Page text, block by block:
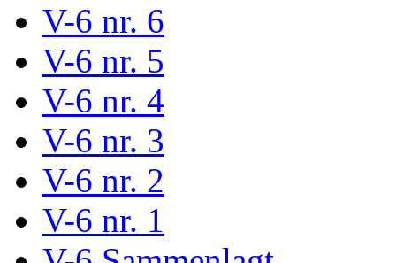
V-6 nr. 6
V-6 nr. 5
V-6 nr. 4
V-6 nr. 3
V-6 nr. 2
V-6 nr. 1